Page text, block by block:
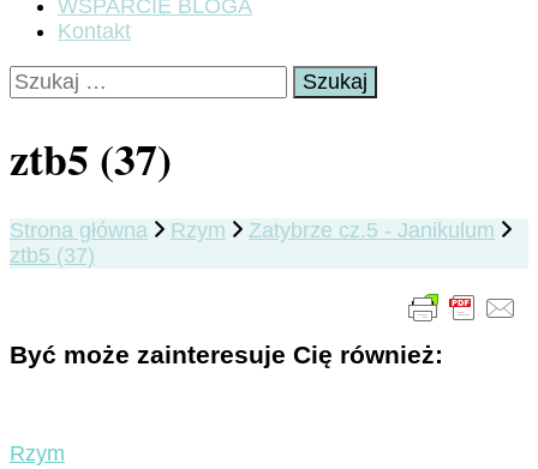
WSPARCIE BLOGA
Kontakt
Szukaj:
ztb5 (37)
Strona główna Rzym
Zatybrze cz.5 - Janikulum
ztb5 (37)
Być może zainteresuje Cię również:
Rzym